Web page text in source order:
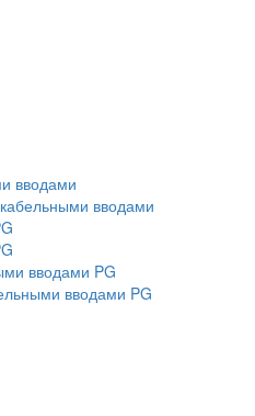
вводами
вводами
вводами PG
вводами PG